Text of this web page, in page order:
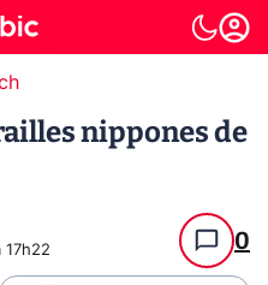
nippones de
17h22 0